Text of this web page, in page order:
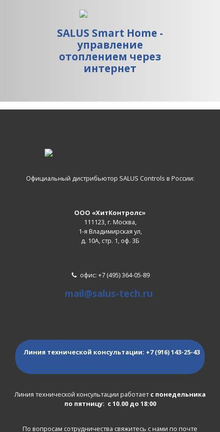
SALUS Smart Home -
управление
отоплением через
интернет
Официальный дистрибьютор SALUS Controls в России:
ООО «ХитКонтролс»
111123, г. Москва,
1-я Владимирская ул,
д. 10А, стр. 1, оф. 3Б
офис: +7 (495) 364-05-89
mail@salus-tech.ru
Линия технической консультации: +7 (916) 143-25-43
Линия технической консультации работаетс понедельника
по пятницу: с 10.00 до 18:00
По вопросам сотрудничества свяжитесь с нами по почте